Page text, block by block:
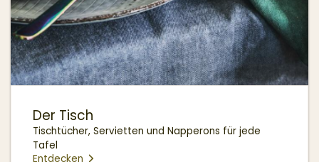
Der Tisch
Tischtücher, Servietten und Napperons für jede
Tafel
Entdecken